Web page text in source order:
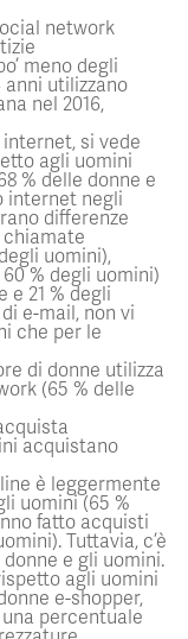
network
meno degli
anni utilizzano
nel 2016,
internet, si vede
agli uomini
% delle donne e
internet negli
differenze
chiamate
uomini),
% degli uomini)
e 21 % degli
e-mail, non vi
che per le
di donne utilizza
(65 % delle
acquistano
è leggermente
uomini (65 %
fatto acquisti
Tuttavia, c’è
e gli uomini.
agli uomini
e-shopper,
percentuale